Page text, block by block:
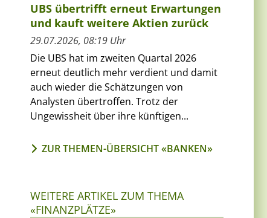
UBS übertrifft erneut Erwartungen
und kauft weitere Aktien zurück
29.07.2026, 08:19 Uhr
Die UBS hat im zweiten Quartal 2026
erneut deutlich mehr verdient und damit
auch wieder die Schätzungen von
Analysten übertroffen. Trotz der
Ungewissheit über ihre künftigen...
ZUR THEMEN-ÜBERSICHT «BANKEN»
WEITERE ARTIKEL ZUM THEMA
«FINANZPLÄTZE»